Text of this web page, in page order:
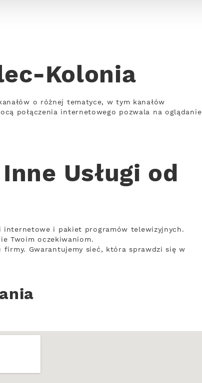
Kolonia
o różnej tematyce, w tym kanałów
połączenia internetowego pozwala na oglądanie
Usługi od
internetowe i pakiet programów telewizyjnych.
Twoim oczekiwaniom.
Gwarantujemy sieć, która sprawdzi się w